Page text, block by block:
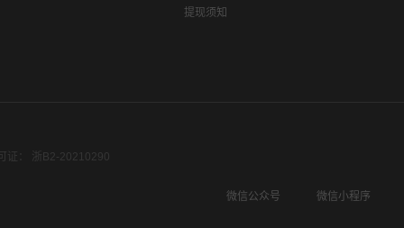
提现须知
证： 浙B2-20210290
微信公众号
微信小程序